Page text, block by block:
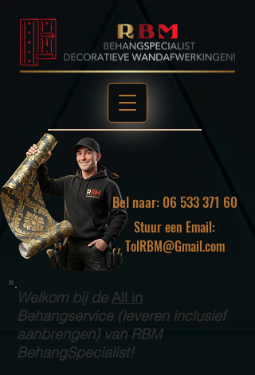
Stuur een Email:
TolRBM@Gmail.com
Bel naar: 06 533 371 60
Welkom bij deAll in
Behangservice (leveren inclusief
aanbrengen) van RBM
BehangSpecialist!